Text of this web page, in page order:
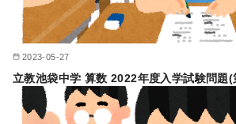
2023-05-27
立教池袋中学 算数 2022年度入学試験問題